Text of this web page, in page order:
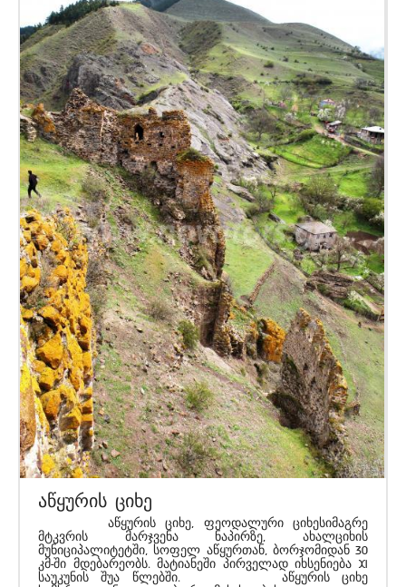
აწყურის ციხე
აწყურის ციხე, ფეოდალური ციხესიმაგრე
მტკვრის მარჯვენა ნაპირზე, ახალციხის
მუნიციპალიტეტში, სოფელ აწყურთან, ბორჯომიდან 30
კმ-ში მდებარეობს. მატიანეში პირველად იხსენიება XI
საუკუნის შუა წლებში. აწყურის ციხე